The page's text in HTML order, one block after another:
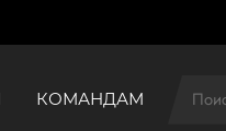
КОМАНДАМ